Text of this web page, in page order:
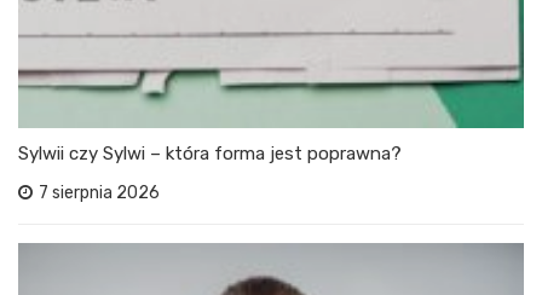
Sylwii czy Sylwi – która forma jest poprawna?
7 sierpnia 2026